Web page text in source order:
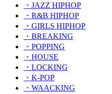
・JAZZ HIPHOP
・R&B HIPHOP
・GIRLS HIPHOP
・BREAKING
・POPPING
・HOUSE
・LOCKING
・K-POP
・WAACKING